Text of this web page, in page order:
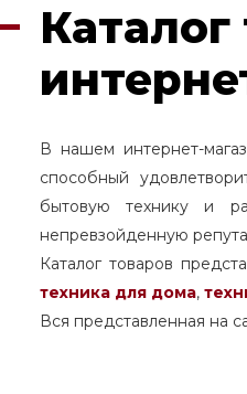
Каталог
В нашем интернет-
способный
бытовую технику и
непревзойденную
Каталог товаров
техника для дома,
Вся представленная на